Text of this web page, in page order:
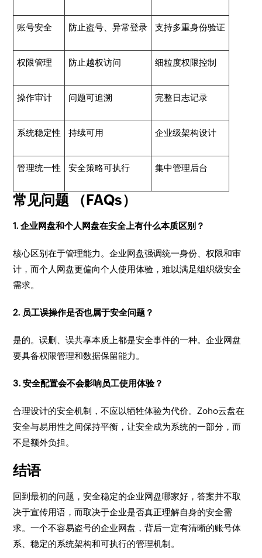
账号安全 防止盗号、异常登录 支持多重身份验证
权限管理 防止越权访问 细粒度权限控制
操作审计 问题可追溯 完整日志记录
系统稳定性 持续可用 企业级架构设计
管理统一性 安全策略可执行 集中管理后台
常见问题 （FAQs）
1. 企业网盘和个人网盘在安全上有什么本质区别？
核心区别在于管理能力。企业网盘强调统一身份、权限和审
计，而个人网盘更偏向个人使用体验，难以满足组织级安全
需求。
2. 员工误操作是否也属于安全问题？
是的。误删、误共享本质上都是安全事件的一种。企业网盘
要具备权限管理和数据保留能力。
3. 安全配置会不会影响员工使用体验？
合理设计的安全机制，不应以牺牲体验为代价。Zoho云盘在
安全与易用性之间保持平衡，让安全成为系统的一部分，而
不是额外负担。
结语
回到最初的问题，安全稳定的企业网盘哪家好，答案并不取
决于宣传用语，而取决于企业是否真正理解自身的安全需
求。一个不容易盗号的企业网盘，背后一定有清晰的账号体
系、稳定的系统架构和可执行的管理机制。